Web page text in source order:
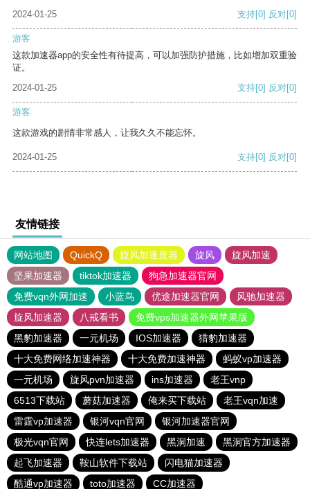
2024-01-25 支持[0] 反对[0]
游客
这款加速器app的安全性有待提高，可以加强防护措施，比如增加双重验
证。
2024-01-25
支持[0] 反对[0]
游客
这款游戏的剧情非常感人，让我久久不能忘怀。
2024-01-25 支持[0] 反对[0]
友情链接
网站地图 QuickQ 旋风加速度器 旋风
旋风加速
坚果加速器
tiktok加速器
狗急加速器官网
免费vqn外网加速
小蓝鸟 优途加速器官网
风驰加速器
旋风加速器
八戒看书
免费vps加速器外网苹果版
黑豹加速器
一元机场 IOS加速器
猎豹加速器
十大免费网络加速神器
十大免费加速神器
蚂蚁vp加速器
一元机场
旋风pvn加速器 ins加速器
老王vnp
6513下载站
蘑菇加速器 俺来买下载站
老王vqn加速
雷霆vp加速器
银河vqn官网
银河加速器官网
极光vqn官网
快连lets加速器 黑洞加速
黑洞官方加速器
起飞加速器
鞍山软件下载站
闪电猫加速器
酷通vp加速器
toto加速器 CC加速器